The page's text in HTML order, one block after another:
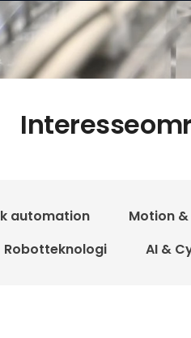
automation Motion
Robotteknologi
AI &